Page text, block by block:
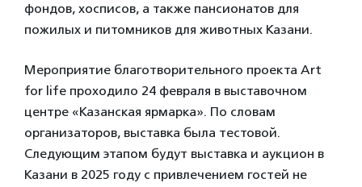
фондов, хосписов, а также пансионатов для
пожилых и питомников для животных Казани.
Мероприятие благотворительного проекта Art
for life проходило 24 февраля в выставочном
центре «Казанская ярмарка». По словам
организаторов, выставка была тестовой.
Следующим этапом будут выставка и аукцион в
Казани в 2025 году с привлечением гостей не